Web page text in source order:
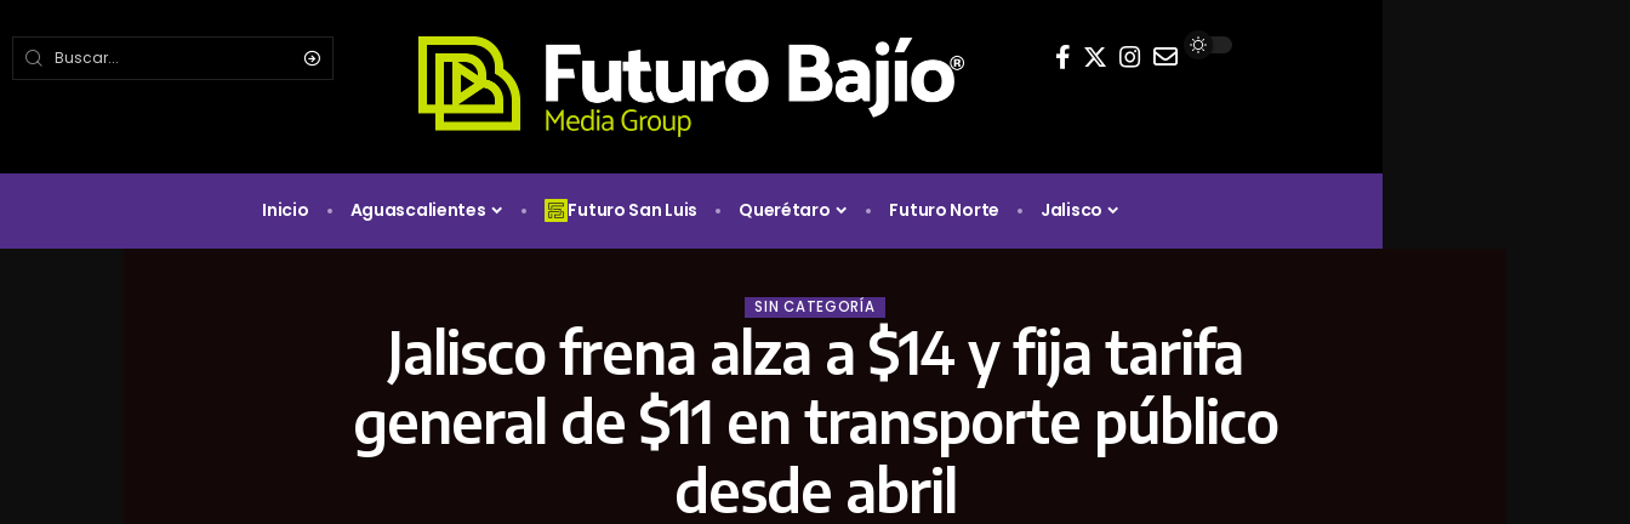
Inicio Aguascalientes Futuro San Luis Querétaro Futuro Norte Jalisco
SIN CATEGORÍA
Jalisco frena alza a $14 y fija tarifa
general de $11 en transporte público
desde abril